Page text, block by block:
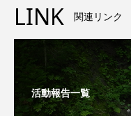
LINK 関連リンク
活動報告一覧